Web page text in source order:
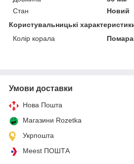
Стан
Новий
Користувальницькі
Колір корала
Умови доставки
Нова Пошта
Магазини Rozetka
Укрпошта
Meest ПОШТА